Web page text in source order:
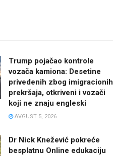
Trump pojačao kontrole
vozača kamiona: Desetine
privedenih zbog imigracionih
prekršaja, otkriveni i vozači
koji ne znaju engleski
AVGUST 5, 2026
Dr Nick Knežević pokreće
besplatnu Online edukaciju